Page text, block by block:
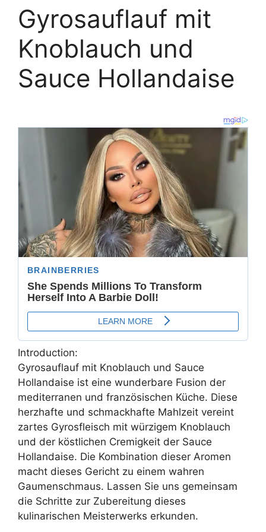
Gyrosauflauf mit
Knoblauch und
Sauce Hollandaise
Introduction:
Gyrosauflauf mit Knoblauch und Sauce
Hollandaise ist eine wunderbare Fusion der
mediterranen und französischen Küche. Diese
herzhafte und schmackhafte Mahlzeit vereint
zartes Gyrosfleisch mit würzigem Knoblauch
und der köstlichen Cremigkeit der Sauce
Hollandaise. Die Kombination dieser Aromen
macht dieses Gericht zu einem wahren
Gaumenschmaus. Lassen Sie uns gemeinsam
die Schritte zur Zubereitung dieses
kulinarischen Meisterwerks erkunden.